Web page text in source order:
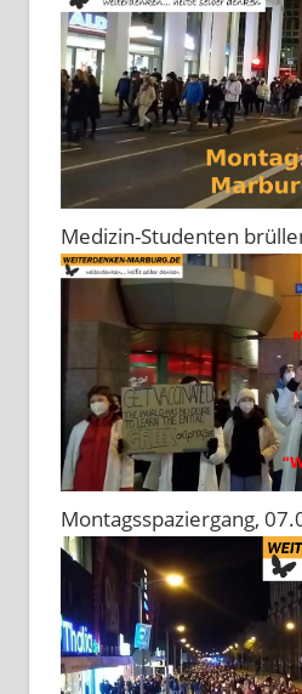
Medizin-Studenten
Montagsspaziergang,